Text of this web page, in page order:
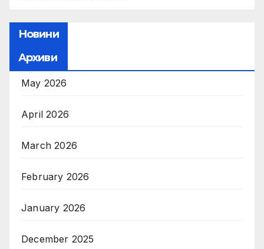
Новини
Архиви
May 2026
April 2026
March 2026
February 2026
January 2026
December 2025